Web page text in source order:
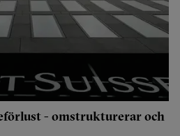
- omstrukturerar och